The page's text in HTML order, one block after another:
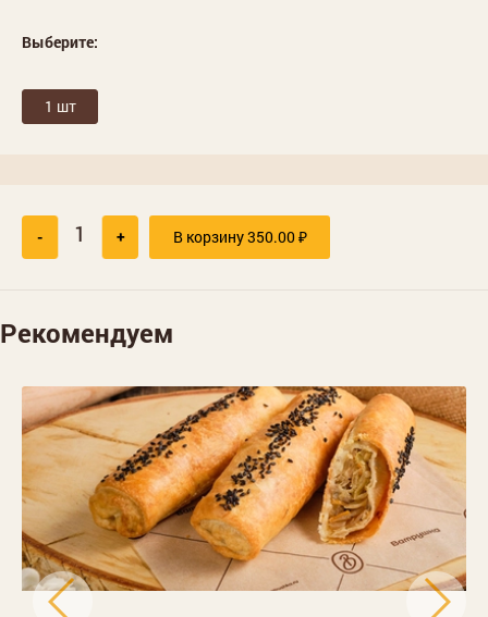
Выберите:
1 шт
- + В корзину350.00₽
Рекомендуем